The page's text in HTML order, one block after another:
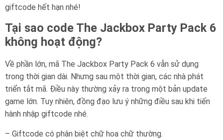
giftcode hết hạn nhé!
Tại sao code The Jackbox Party Pack 6
không hoạt động?
Về phần lớn, mã The Jackbox Party Pack 6 vẫn sử dụng
trong thời gian dài. Nhưng sau một thời gian, các nhà phát
triển tắt mã. Điều này thường xảy ra trong một bản update
game lớn. Tuy nhiên, đồng đạo lưu ý những điều sau khi tiến
hành nhập giftcode nhé.
– Giftcode có phân biệt chữ hoa chữ thường.